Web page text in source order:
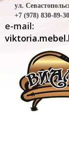
ул.
+7 (978) 830-89-30
e-mail: